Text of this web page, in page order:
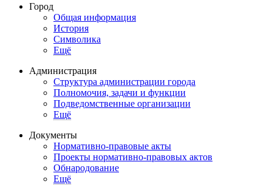
Город
Общая информация
История
Символика
Ещё
Администрация
Структура администрации города
Полномочия, задачи и функции
Подведомственные организации
Ещё
Документы
Нормативно-правовые акты
Проекты нормативно-правовых актов
Обнародование
Ещё